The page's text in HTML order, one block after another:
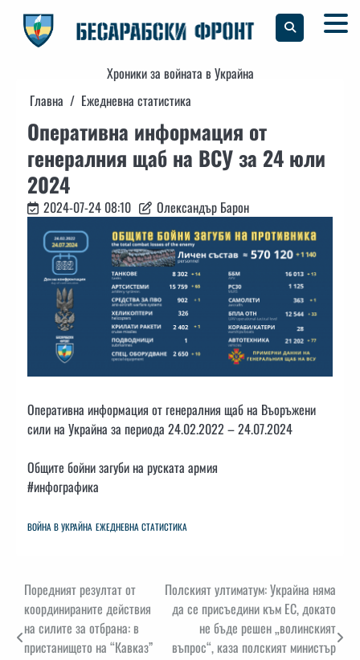
content
Хроники за войната в Украйна
Главна
Ежедневна статистика
Оперативна информация от
генералния щаб на ВСУ за 24 юли
2024
2024-07-24 08:10 Олександър Барон
Оперативна информация от генералния щаб на Въоръжени
сили на Украйна за периода 24.02.2022 – 24.07.2024
Общите бойни загуби на руската армия
#инфографика
ВОЙНА В УКРАЙНА ЕЖЕДНЕВНА СТАТИСТИКА
Навигация
Поредният резултат от
координираните действия
на силите за отбрана: в
пристанището на “Кавказ”
Полският ултиматум: Украйна няма
да се присъедини към ЕС, докато
не бъде решен „волинският
въпрос“, каза полският министър